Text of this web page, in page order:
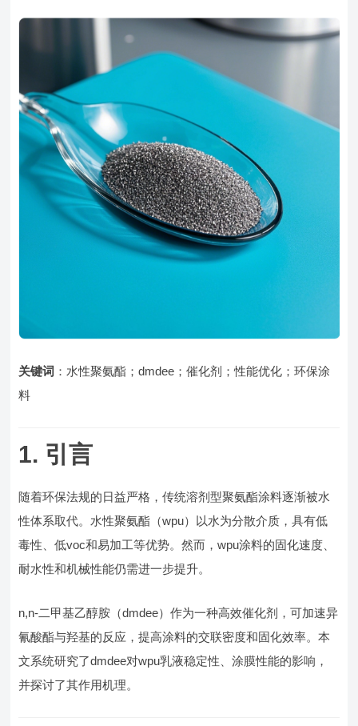
关键词 ：水性聚氨酯；dmdee；催化剂；性能优化；环保涂
料
1. 引言
随着环保法规的日益严格，传统溶剂型聚氨酯涂料逐渐被水
性体系取代。水性聚氨酯（wpu）以水为分散介质，具有低
毒性、低voc和易加工等优势。然而，wpu涂料的固化速度、
耐水性和机械性能仍需进一步提升。
n,n-二甲基乙醇胺（dmdee）作为一种高效催化剂，可加速异
氰酸酯与羟基的反应，提高涂料的交联密度和固化效率。本
文系统研究了dmdee对wpu乳液稳定性、涂膜性能的影响，
并探讨了其作用机理。